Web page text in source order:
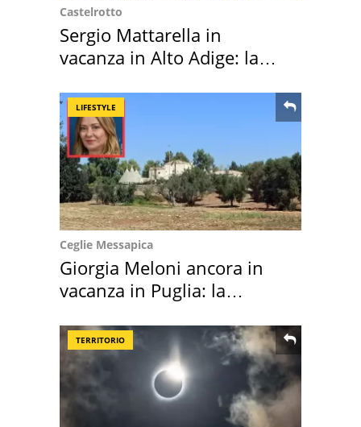
Castelrotto
Sergio Mattarella in
vacanza in Alto Adige: la
LIFESTYLE
Ceglie Messapica
Giorgia Meloni ancora in
vacanza in Puglia: la
TERRITORIO